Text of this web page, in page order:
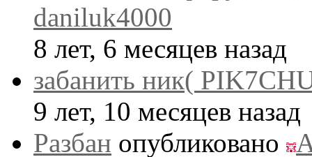
daniluk4000
8 лет, 6 месяцев назад
забанить ник(
9 лет, 10 месяцев назад
Разбан опубликовано